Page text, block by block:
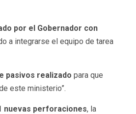
por el Gobernador con
a integrarse el equipo de tarea
pasivos realizado para que
este ministerio”.
nuevas perforaciones, la